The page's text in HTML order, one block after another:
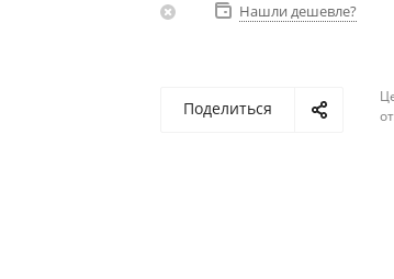
Нашли дешевле?
Поделиться